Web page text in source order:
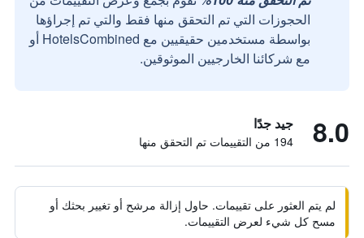
الحجوزات التي تم التحقق منها فقط والتي تم إجراؤها
بواسطة مستخدمين حقيقيين مع HotelsCombined أو
مع شركائنا الخارجيين الموثوقين.
8.0 جيد جدًا
194 من التقييمات تم التحقق منها
لم يتم العثور على تقييمات. حاول إزالة مرشح أو تغيير بحثك أو
مسح كل شيء لعرض التقييمات.